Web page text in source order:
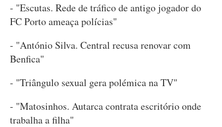
- "Escutas. Rede de tráfico de antigo jogador do
FC Porto ameaça polícias"
- "António Silva. Central recusa renovar com
Benfica"
- "Triângulo sexual gera polémica na TV"
- "Matosinhos. Autarca contrata escritório onde
trabalha a filha"